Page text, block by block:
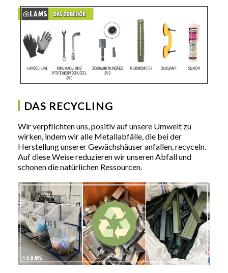
DAS RECYCLING
Wir verpflichten uns, positiv auf unsere Umwelt zu
wirken, indem wir alle Metallabfälle, die bei der
Herstellung unserer Gewächshäuser anfallen, recyceln.
Auf diese Weise reduzieren wir unseren Abfall und
schonen die natürlichen Ressourcen.